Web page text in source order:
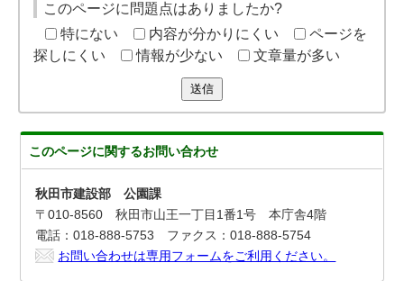
このページに問題点はありましたか?
特にない
内容が分かりにくい
ページを
探しにくい
情報が少ない 文章量が多い
送信
このページに関するお問い合わせ
秋田市建設部 公園課
〒010-8560 秋田市山王一丁目1番1号 本庁舎4階
電話：018-888-5753 ファクス：018-888-5754
お問い合わせは専用フォームをご利用ください。